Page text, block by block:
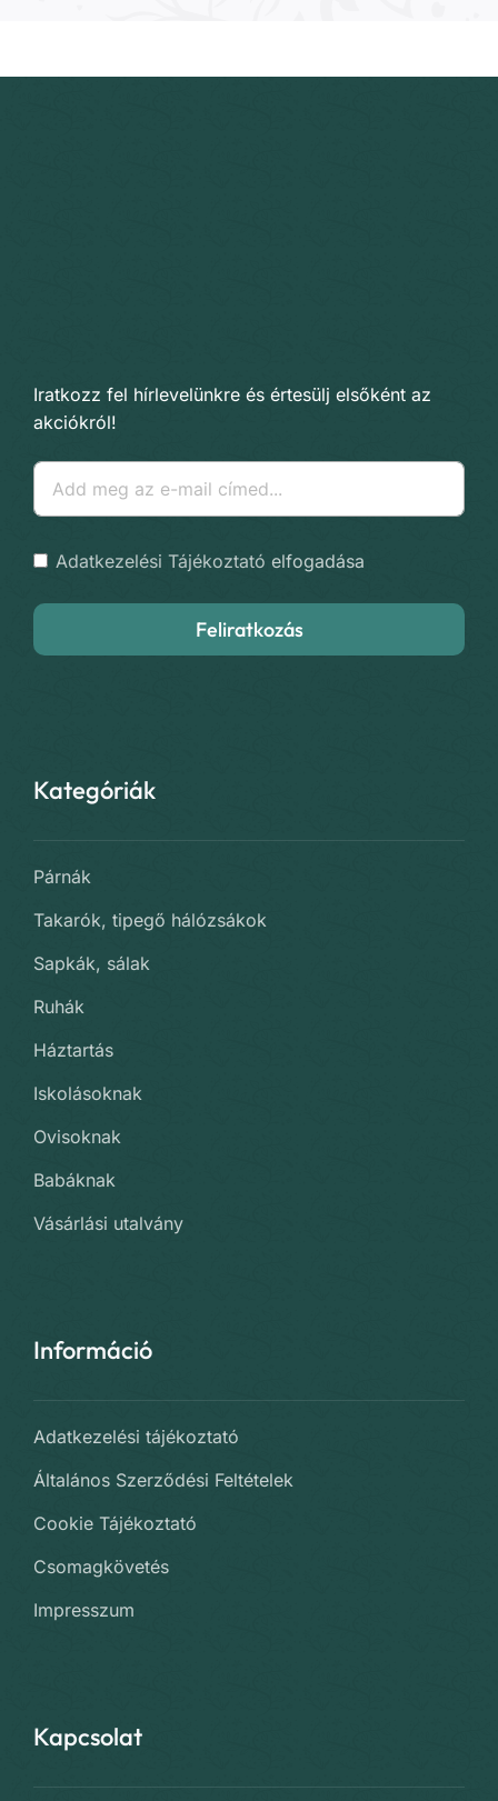
Iratkozz fel hírlevelünkre és értesülj elsőként az
akciókról!
Adatkezelési Tájékoztató elfogadása
Feliratkozás
Kategóriák
Párnák
Takarók, tipegő hálózsákok
Sapkák, sálak
Ruhák
Háztartás
Iskolásoknak
Ovisoknak
Babáknak
Vásárlási utalvány
Információ
Adatkezelési tájékoztató
Általános Szerződési Feltételek
Cookie Tájékoztató
Csomagkövetés
Impresszum
Kapcsolat